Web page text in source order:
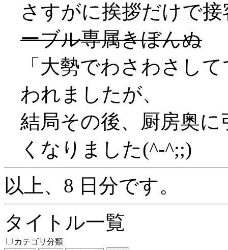
さすがに挨拶だけで
ーブル専属きぼんぬ
「大勢でわさわさし
われましたが、
結局その後、厨房奥
くなりました(^-^;;)
以上、8 日分です。
タイトル一覧
カテゴリ分類